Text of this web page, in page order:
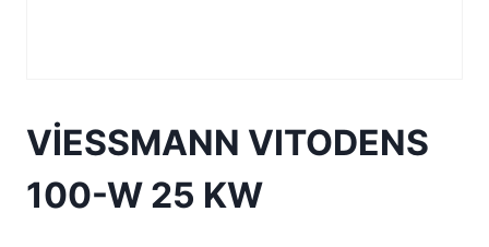
VİESSMANN VITODENS
100-W 25 KW